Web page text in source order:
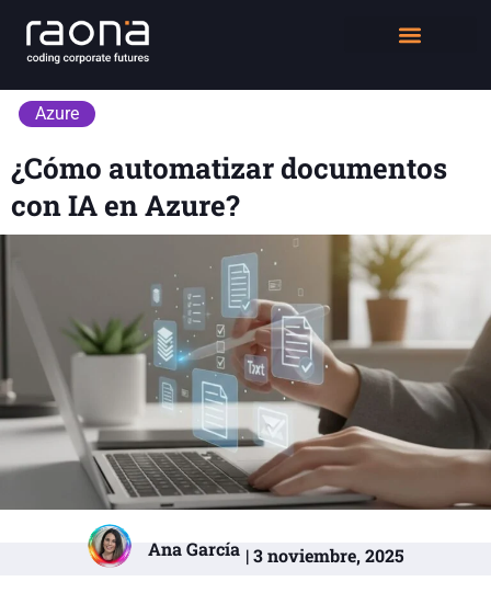
Azure
¿Cómo automatizar documentos
con IA en Azure?
Ana García | 3 noviembre, 2025